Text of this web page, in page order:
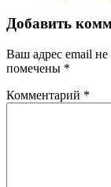
Добавить
Ваш адрес email не
помечены *
Комментарий *